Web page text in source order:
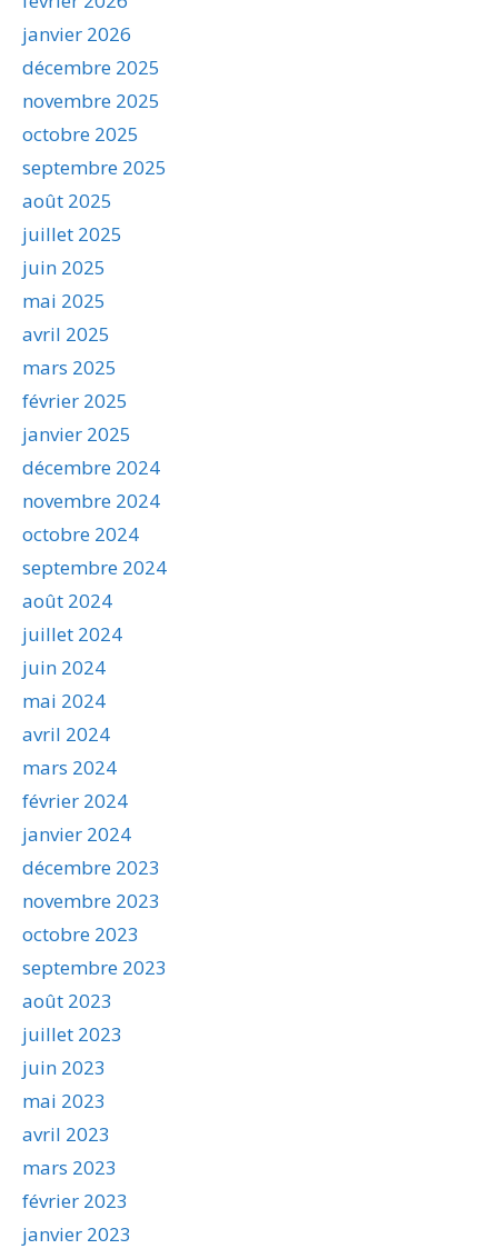
janvier 2026
décembre 2025
novembre 2025
octobre 2025
septembre 2025
août 2025
juillet 2025
juin 2025
mai 2025
avril 2025
mars 2025
février 2025
janvier 2025
décembre 2024
novembre 2024
octobre 2024
septembre 2024
août 2024
juillet 2024
juin 2024
mai 2024
avril 2024
mars 2024
février 2024
janvier 2024
décembre 2023
novembre 2023
octobre 2023
septembre 2023
août 2023
juillet 2023
juin 2023
mai 2023
avril 2023
mars 2023
février 2023
janvier 2023